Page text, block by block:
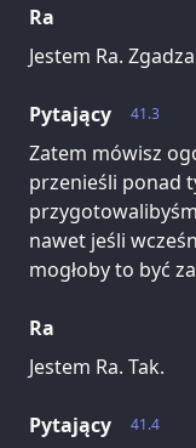
Ra
Jestem Ra.
41.3
Pytający
Zatem mówisz
przenieśli ponad
nawet jeśli
mogłoby to być
Ra
Jestem Ra. Tak.
41.4
Pytający